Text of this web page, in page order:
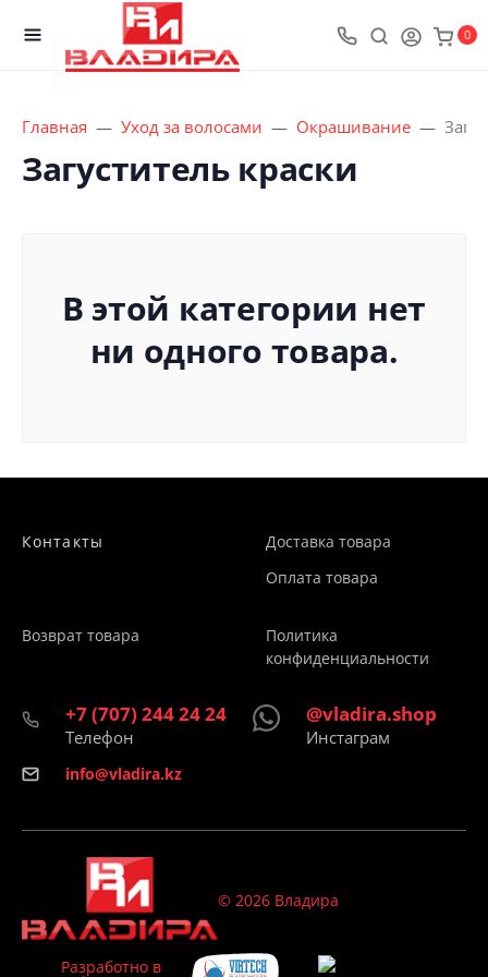
0
Главная Уход за волосами Окрашивание
Загуститель краски
В этой категории нет
ни одного товара.
Контакты
Доставка товара
Оплата товара
Возврат товара
Политика
конфиденциальности
+7 (707) 244 24 24
Телефон
@vladira.shop
Инстаграм
info@vladira.kz
© 2026 Владира
Разработно в